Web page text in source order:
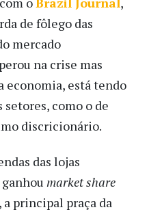
de fôlego das
mercado
na crise mas
economia, está tendo
como o de
discricionário.
das lojas
market share
a principal praça da